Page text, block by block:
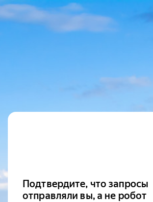
Подтвердите, что запросы
отправляли вы, а не робот